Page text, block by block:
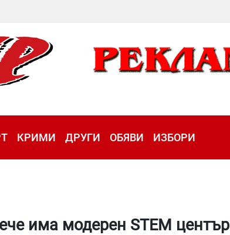
КРИМИ ДРУГИ ОБЯВИ ИЗБОРИ
има модерен STEM център